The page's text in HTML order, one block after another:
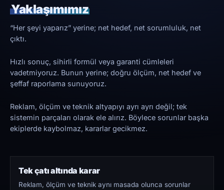
Yaklaşımımız
“Her şeyi yaparız” yerine; net hedef, net sorumluluk, net
çıktı.
Hızlı sonuç, sihirli formül veya garanti cümleleri
vadetmiyoruz. Bunun yerine; doğru ölçüm, net hedef ve
şeffaf raporlama sunuyoruz.
Reklam, ölçüm ve teknik altyapıyı ayrı ayrı değil; tek
sistemin parçaları olarak ele alırız. Böylece sorunlar başka
ekiplerde kaybolmaz, kararlar gecikmez.
Tek çatı altında karar
Reklam, ölçüm ve teknik aynı masada olunca sorunlar